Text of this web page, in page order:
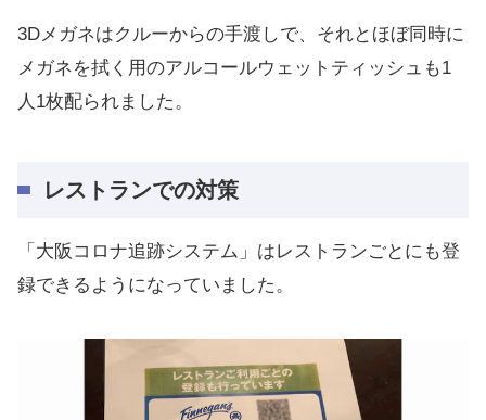
3Dメガネはクルーからの手渡しで、それとほぼ同時に
メガネを拭く用のアルコールウェットティッシュも1
人1枚配られました。
レストランでの対策
「大阪コロナ追跡システム」はレストランごとにも登
録できるようになっていました。